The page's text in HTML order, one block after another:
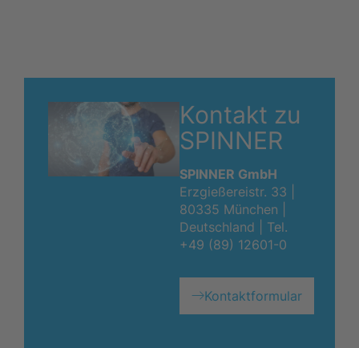
Kontakt zu
SPINNER
SPINNER GmbH
Erzgießereistr. 33 |
80335 München |
Deutschland | Tel.
+49 (89) 12601-0
Kontaktformular